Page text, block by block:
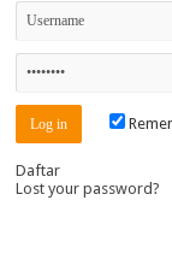
Daftar
Lost your password?